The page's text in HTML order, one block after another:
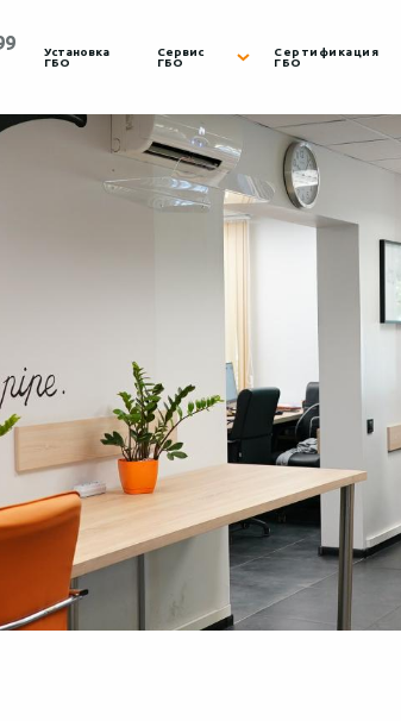
8:00 - 19:00
Установка
ГБО
Сервис
ГБО
Сертификация
ГБО